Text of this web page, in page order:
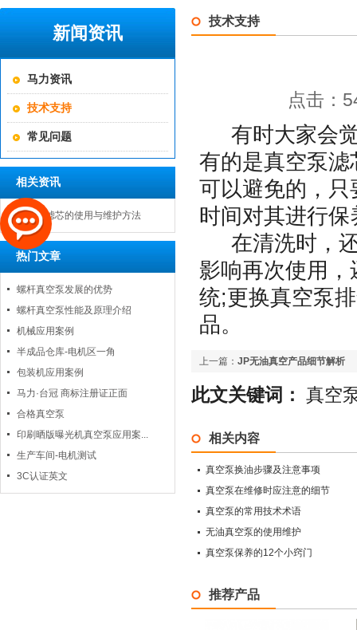
新闻资讯
马力资讯
技术支持
常见问题
相关资讯
真空泵滤芯的使用与维护方法
热门文章
螺杆真空泵发展的优势
螺杆真空泵性能及原理介绍
机械应用案例
半成品仓库-电机区一角
包装机应用案例
马力·台冠 商标注册证正面
合格真空泵
印刷晒版曝光机真空泵应用案...
生产车间-电机测试
3C认证英文
技术支持
点击：
有时大家会觉
有的是真空泵
可以避免的，
时间对其进行
在清洗时，还
影响再次使用
统;更换真空泵
品。
上一篇： JP无油真空产品细节解析
此文关键词： 真空
相关内容
真空泵换油步骤及注意事项
真空泵在维修时应注意的细节
真空泵的常用技术术语
无油真空泵的使用维护
真空泵保养的12个小窍门
推荐产品